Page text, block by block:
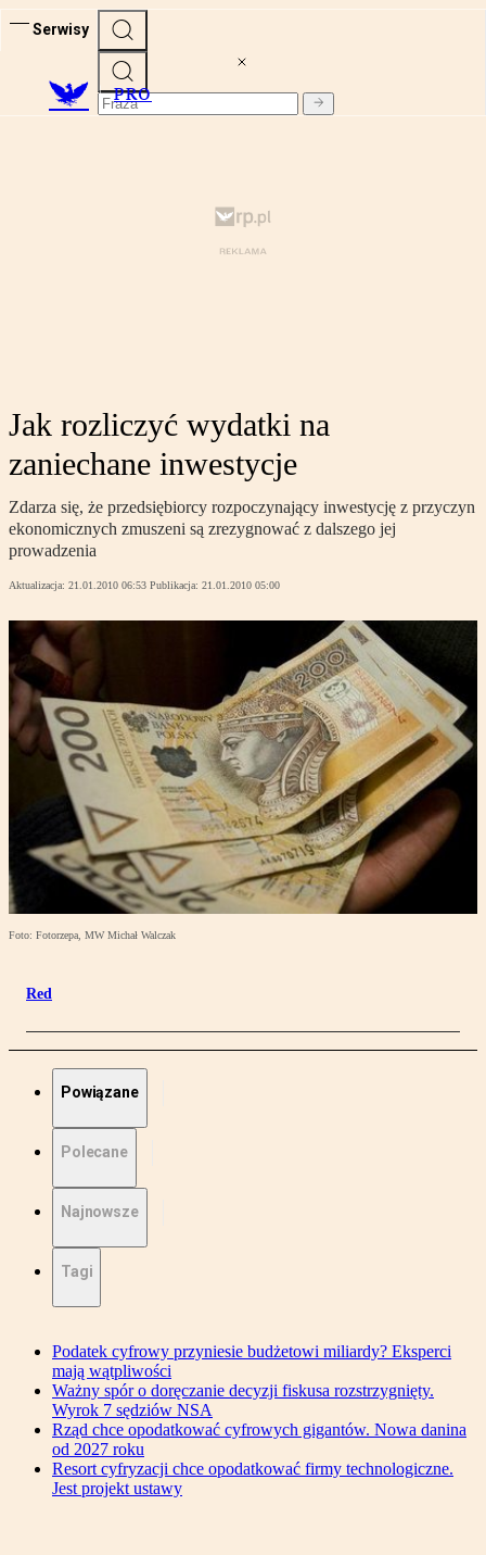
Serwisy
PRO
Jak rozliczyć wydatki na
zaniechane inwestycje
Zdarza się, że przedsiębiorcy rozpoczynający inwestycję z przyczyn
ekonomicznych zmuszeni są zrezygnować z dalszego jej
prowadzenia
Aktualizacja: 21.01.2010 06:53 Publikacja: 21.01.2010 05:00
Foto: Fotorzepa, MW Michał Walczak
Red
Powiązane
Polecane
Najnowsze
Tagi
Podatek cyfrowy przyniesie budżetowi miliardy? Eksperci
mają wątpliwości
Ważny spór o doręczanie decyzji fiskusa rozstrzygnięty.
Wyrok 7 sędziów NSA
Rząd chce opodatkować cyfrowych gigantów. Nowa danina
od 2027 roku
Resort cyfryzacji chce opodatkować firmy technologiczne.
Jest projekt ustawy